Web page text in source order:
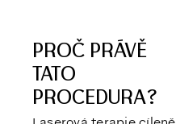
PROČ PRÁVĚ
TATO
PROCEDURA?